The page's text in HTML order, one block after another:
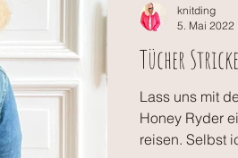
Tücher
Lass uns mit
Honey Ryder
reisen. Selbst
knitding
5. Mai 2022